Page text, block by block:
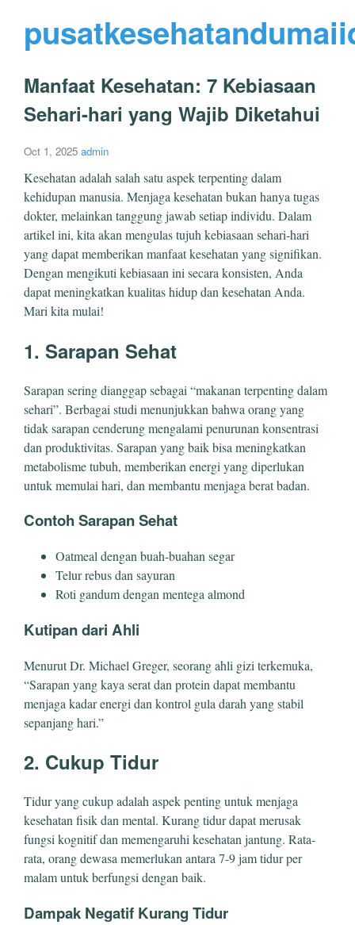
Manfaat Kesehatan: 7 Kebiasaan
Sehari-hari yang Wajib Diketahui
Oct 1, 2025 admin
Kesehatan adalah salah satu aspek terpenting dalam
kehidupan manusia. Menjaga kesehatan bukan hanya tugas
dokter, melainkan tanggung jawab setiap individu. Dalam
artikel ini, kita akan mengulas tujuh kebiasaan sehari-hari
yang dapat memberikan manfaat kesehatan yang signifikan.
Dengan mengikuti kebiasaan ini secara konsisten, Anda
dapat meningkatkan kualitas hidup dan kesehatan Anda.
Mari kita mulai!
1. Sarapan Sehat
Sarapan sering dianggap sebagai “makanan terpenting dalam
sehari”. Berbagai studi menunjukkan bahwa orang yang
tidak sarapan cenderung mengalami penurunan konsentrasi
dan produktivitas. Sarapan yang baik bisa meningkatkan
metabolisme tubuh, memberikan energi yang diperlukan
untuk memulai hari, dan membantu menjaga berat badan.
Contoh Sarapan Sehat
Oatmeal dengan buah-buahan segar
Telur rebus dan sayuran
Roti gandum dengan mentega almond
Kutipan dari Ahli
Menurut Dr. Michael Greger, seorang ahli gizi terkemuka,
“Sarapan yang kaya serat dan protein dapat membantu
menjaga kadar energi dan kontrol gula darah yang stabil
sepanjang hari.”
2. Cukup Tidur
Tidur yang cukup adalah aspek penting untuk menjaga
kesehatan fisik dan mental. Kurang tidur dapat merusak
fungsi kognitif dan memengaruhi kesehatan jantung. Rata-
rata, orang dewasa memerlukan antara 7-9 jam tidur per
malam untuk berfungsi dengan baik.
Dampak Negatif Kurang Tidur